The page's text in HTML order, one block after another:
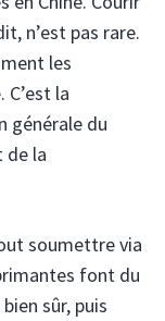
n’est pas rare.
les
la
générale du
de la
soumettre via
font du
sûr, puis